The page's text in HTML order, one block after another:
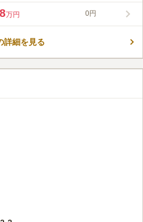
通りから近い場所にあります。近くには
すので非常に便利です。
口コミの続きを読む
8万円 0円
詳細を見る